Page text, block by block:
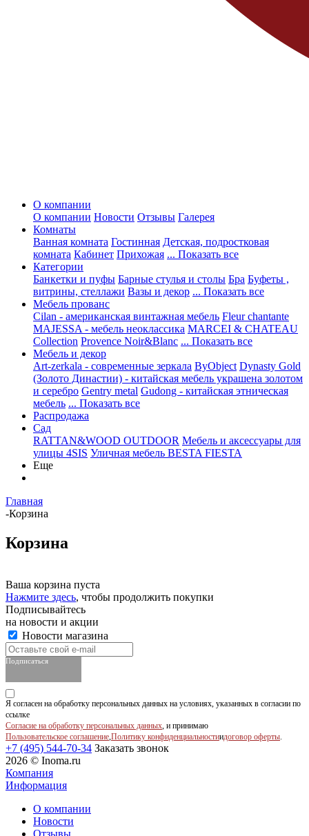
О компании
О компании Новости Отзывы Галерея
Комнаты
Ванная комната Гостинная Детская, подростковая
комната Кабинет Прихожая ... Показать все
Категории
Банкетки и пуфы Барные стулья и столы Бра Буфеты ,
витрины, стеллажи Вазы и декор ... Показать все
Мебель прованс
Cilan - американская винтажная мебель Fleur chantante
MAJESSA - мебель неоклассика MARCEI & CHATEAU
Collection Provence Noir&Blanc ... Показать все
Мебель и декор
Art-zerkala - современные зеркала ByObject Dynasty Gold
(Золото Династии) - китайская мебель украшена золотом
и серебро Gentry metal Gudong - китайская этническая
мебель ... Показать все
Распродажа
Сад
RATTAN&WOOD OUTDOOR Мебель и аксессуары для
улицы 4SIS Уличная мебель BESTA FIESTA
Еще
Главная
-Корзина
Корзина
Ваша корзина пуста
Нажмите здесь, чтобы продолжить покупки
Подписывайтесь
на новости и акции
Новости магазина
Подписаться
Я согласен на обработку персональных данных на условиях, указанных в согласии по
ссылке
Согласие на обработку персональных данных, и принимаю
Пользовательское соглашение,Политику конфиденциальностиидоговор оферты.
+7 (495) 544-70-34 Заказать звонок
2026 © Inoma.ru
Компания
Информация
О компании
Новости
Отзывы